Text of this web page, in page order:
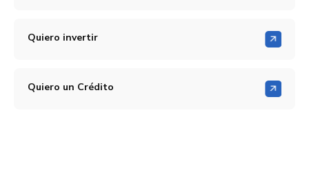
Quiero invertir
Quiero un Crédito